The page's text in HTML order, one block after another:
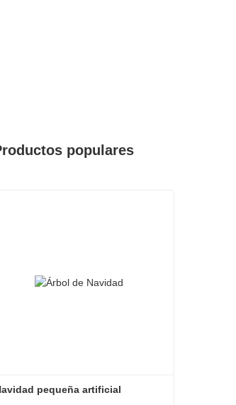
encantadora decoración
populares
pequeña artificial